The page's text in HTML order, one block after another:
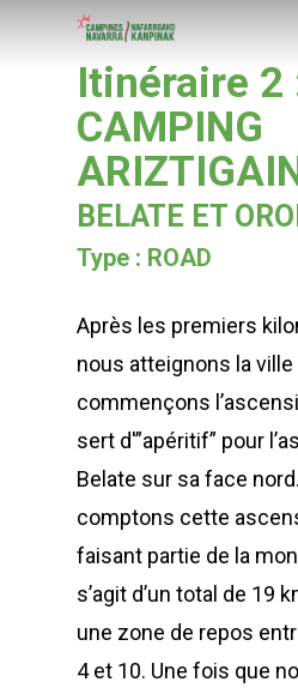
Itinéraire 2
CAMPING
BELATE ET
Type : ROAD
Après les premiers
nous atteignons la ville
commençons
sert d'”apéritif” pour
Belate sur sa face
comptons cette
faisant partie de la
s’agit d’un total de 19
une zone de repos
4 et 10. Une fois que